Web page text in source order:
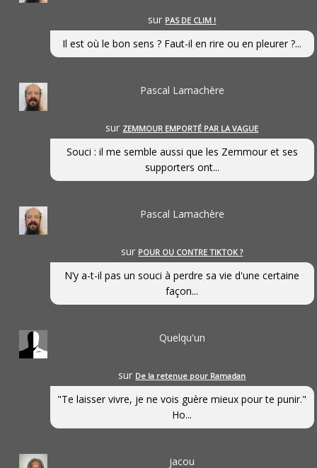
sur PAS DE CLIM !
Il est où le bon sens ? Faut-il en rire ou en pleurer ?...
Pascal Lamachère
sur ZEMMOUR EMPORTÉ PAR LA VAGUE
Souci : il me semble aussi que les Zemmour et ses
supporters ont...
Pascal Lamachère
sur POUR OU CONTRE TIKTOK ?
N’y a-t-il pas un souci à perdre sa vie d'une certaine
façon...
Quelqu'un
sur De la retenue pour Ramadan
"Te laisser vivre, je ne vois guère mieux pour te punir."
Ho...
jacou